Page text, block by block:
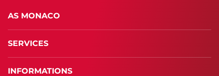
AS MONACO
SERVICES
INFORMATIONS